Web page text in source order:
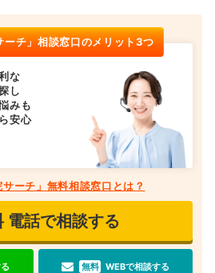
ーチ」相談窓口のメリット3つ
な
し
みも
安心
サーチ」無料相談窓口とは？
電話で相談する
無料 WEBで相談する